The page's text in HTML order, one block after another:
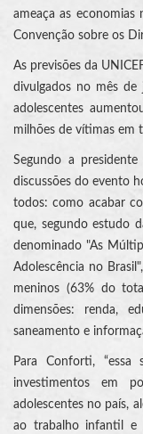
ameaça as economias
Convenção sobre os
As previsões da
divulgados no mês
adolescentes
milhões de vítimas em
Segundo a
discussões do evento
todos: como acabar
que, segundo estudo
denominado "As
Adolescência no
meninos (63% do
dimensões: renda,
saneamento e
Para Conforti, “essa
investimentos em
adolescentes no país,
ao trabalho infantil e